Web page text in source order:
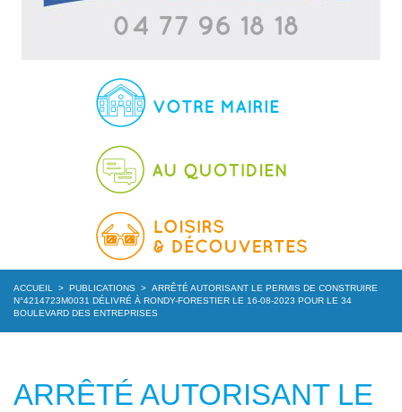
ACCUEIL > PUBLICATIONS > ARRÊTÉ AUTORISANT LE PERMIS DE CONSTRUIRE
N°4214723M0031 DÉLIVRÉ À RONDY-FORESTIER LE 16-08-2023 POUR LE 34
BOULEVARD DES ENTREPRISES
ARRÊTÉ AUTORISANT LE